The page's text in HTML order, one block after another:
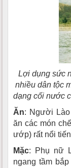
Lợi dụng sức
nhiều dân tộc
dạng cối nước
Ăn: Người
ăn các món
ướp) rất nổi
Mặc: Phụ nữ
ngang tầm